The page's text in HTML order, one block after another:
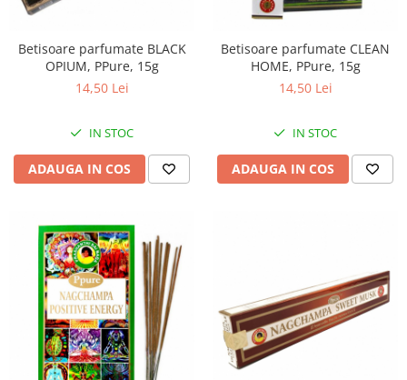
Betisoare parfumate BLACK
OPIUM, PPure, 15g
14,50 Lei
IN STOC
ADAUGA IN COS
Betisoare parfumate CLEAN
HOME, PPure, 15g
14,50 Lei
IN STOC
ADAUGA IN COS